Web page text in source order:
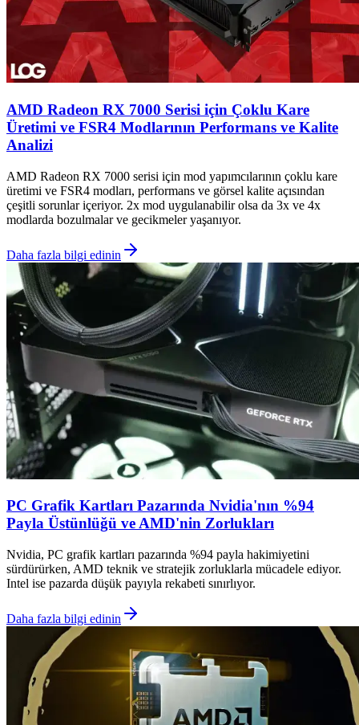
AMD Radeon RX 7000 Serisi için Çoklu Kare
Üretimi ve FSR4 Modlarının Performans ve Kalite
Analizi
AMD Radeon RX 7000 serisi için mod yapımcılarının çoklu kare
üretimi ve FSR4 modları, performans ve görsel kalite açısından
çeşitli sorunlar içeriyor. 2x mod uygulanabilir olsa da 3x ve 4x
modlarda bozulmalar ve gecikmeler yaşanıyor.
Daha fazla bilgi edinin
PC Grafik Kartları Pazarında Nvidia'nın %94
Payla Üstünlüğü ve AMD'nin Zorlukları
Nvidia, PC grafik kartları pazarında %94 payla hakimiyetini
sürdürürken, AMD teknik ve stratejik zorluklarla mücadele ediyor.
Intel ise pazarda düşük payıyla rekabeti sınırlıyor.
Daha fazla bilgi edinin